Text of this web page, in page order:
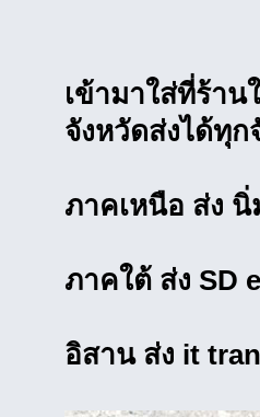
เข้ามาใส่ที่ร้า
จังหวัดส่งได้ทุ
ภาคเหนือ ส่ง นิ่
ภาคใต้ ส่ง SD
อิสาน ส่ง it